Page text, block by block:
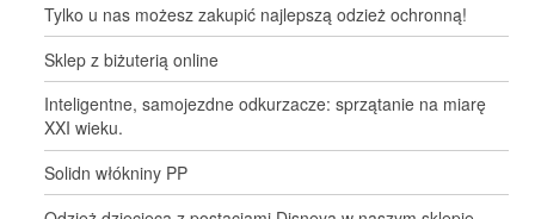
Tylko u nas możesz zakupić najlepszą odzież ochronną!
Sklep z biżuterią online
Inteligentne, samojezdne odkurzacze: sprzątanie na miarę
XXI wieku.
Solidn włókniny PP